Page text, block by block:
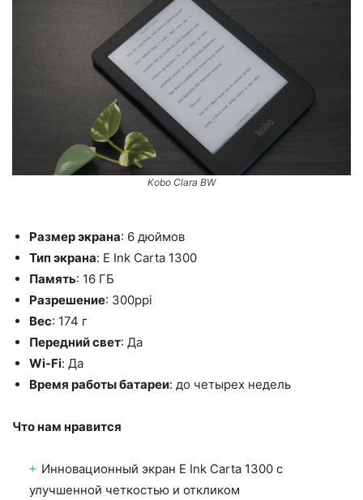
Kobo Clara BW
Размер экрана: 6 дюймов
Тип экрана: E Ink Carta 1300
Память: 16 ГБ
Разрешение: 300ppi
Вес: 174 г
Передний свет: Да
Wi-Fi: Да
Время работы батареи: до четырех недель
Что нам нравится
Инновационный экран E Ink Carta 1300 с
улучшенной четкостью и откликом